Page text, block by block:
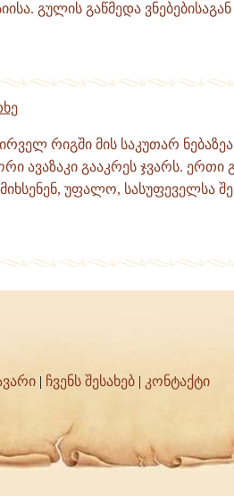
გულის გაწმედა
რიგში მის საკუთარ
ავაზაკი გააკრეს ჯვარს. ერთი
უფალო, სასუფეველსა
| ჩვენს შესახებ | კონტაქტი